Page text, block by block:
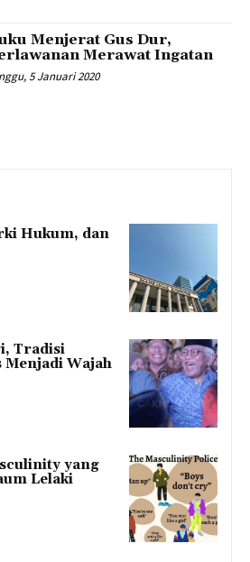
Menjerat Gus Dur,
Merawat Ingatan
5 Januari 2020
Hukum, dan
Tradisi
Wajah
yang
Lelaki